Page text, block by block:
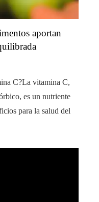
aportan
C?La vitamina C,
es un nutriente
para la salud del